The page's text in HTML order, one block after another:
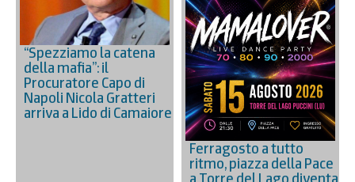
“Spezziamo la catena
della mafia”: il
Procuratore Capo di
Napoli Nicola Gratteri
arriva a Lido di Camaiore
Ferragosto a tutto
ritmo, piazza della Pace